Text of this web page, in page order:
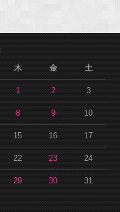
木 金 土
1 2 3
8 9 10
15 16 17
22 23 24
29 30 31